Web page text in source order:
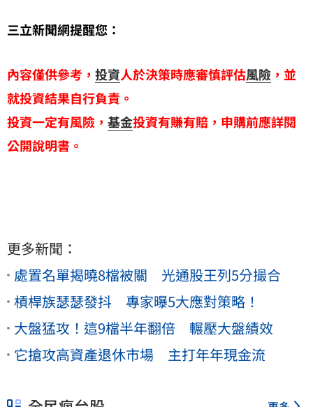
三立新聞網提醒您：
內容僅供參考， 投資人於決策時應審慎評估風險 ，並
就投資結果自行負責。
投資一定有風險， 基金投資有賺有賠，申購前應詳閱
公開說明書。
更多新聞：
處置名單揭曉8檔被關 光通股王列5分撮合
槓桿族瑟瑟發抖 專家曝5大應對策略！
大盤猛攻！這9檔半年翻倍 輾壓大盤績效
它搶攻高資產退休市場 主打年年現金流